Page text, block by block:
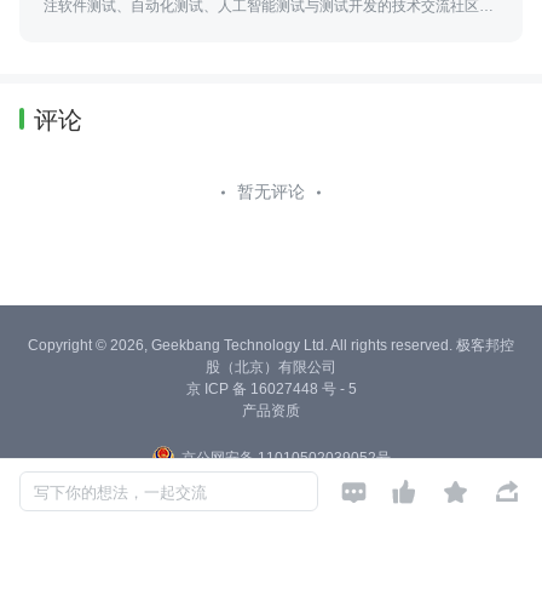
注软件测试、自动化测试、人工智能测试与测试开发的技术交流社区，
评论
暂无评论
写下你的想法，一起交流    
Copyright © 2026, Geekbang Technology Ltd. All rights reserved. 极客邦控
股（北京）有限公司
京 ICP 备 16027448 号 - 5
产品资质
京公网安备 11010502039052号